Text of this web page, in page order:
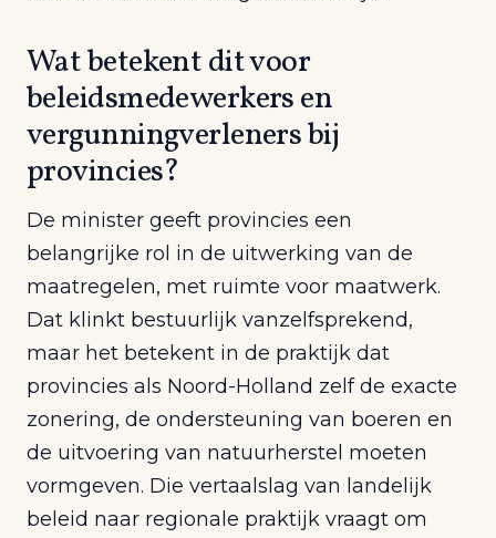
Wat betekent dit voor
beleidsmedewerkers en
vergunningverleners bij
provincies?
De minister geeft provincies een
belangrijke rol in de uitwerking van de
maatregelen, met ruimte voor maatwerk.
Dat klinkt bestuurlijk vanzelfsprekend,
maar het betekent in de praktijk dat
provincies als Noord-Holland zelf de exacte
zonering, de ondersteuning van boeren en
de uitvoering van natuurherstel moeten
vormgeven. Die vertaalslag van landelijk
beleid naar regionale praktijk vraagt om